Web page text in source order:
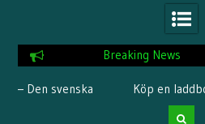
Breaking News
Köp en laddbox till elbilen